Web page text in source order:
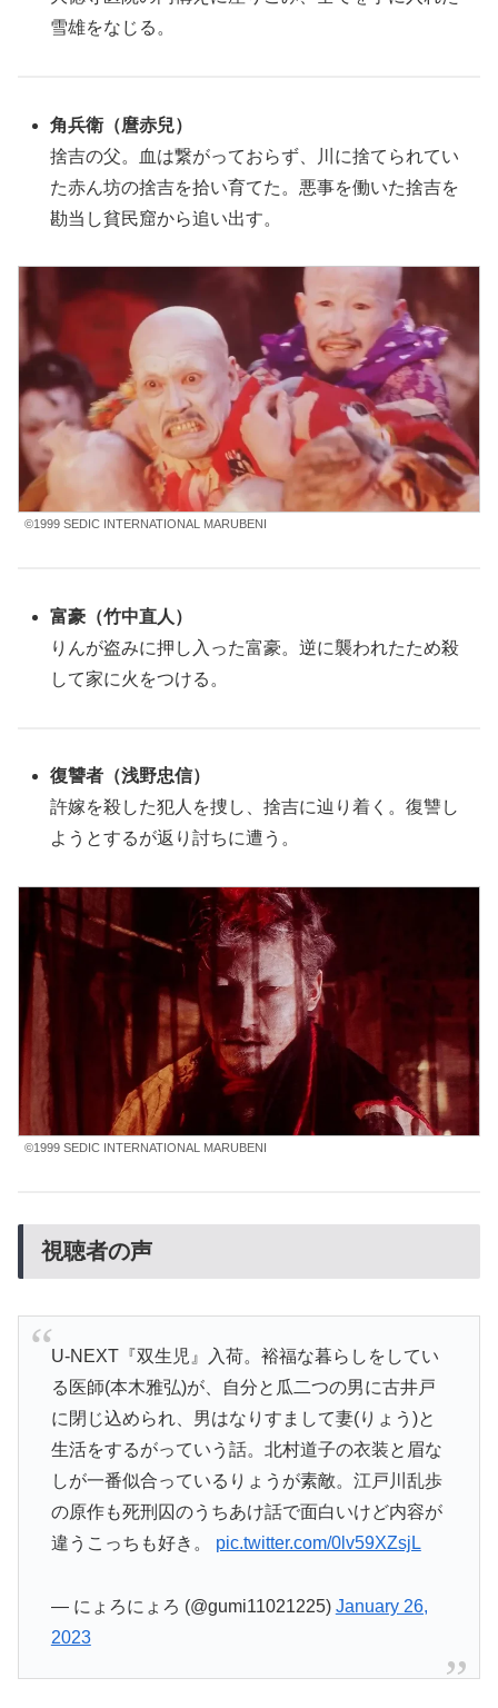
雪雄をなじる。
角兵衛（麿赤兒）
捨吉の父。血は繋がっておらず、川に捨てられてい
た赤ん坊の捨吉を拾い育てた。悪事を働いた捨吉を
勘当し貧民窟から追い出す。
©1999 SEDIC INTERNATIONAL MARUBENI
富豪（竹中直人）
りんが盗みに押し入った富豪。逆に襲われたため殺
して家に火をつける。
復讐者（浅野忠信）
許嫁を殺した犯人を捜し、捨吉に辿り着く。復讐し
ようとするが返り討ちに遭う。
©1999 SEDIC INTERNATIONAL MARUBENI
視聴者の声
U-NEXT『双生児』入荷。裕福な暮らしをしてい
る医師(本木雅弘)が、自分と瓜二つの男に古井戸
に閉じ込められ、男はなりすまして妻(りょう)と
生活をするがっていう話。北村道子の衣装と眉な
しが一番似合っているりょうが素敵。江戸川乱歩
の原作も死刑囚のうちあけ話で面白いけど内容が
違うこっちも好き。 pic.twitter.com/0lv59XZsjL
— にょろにょろ (@gumi11021225) January 26,
2023